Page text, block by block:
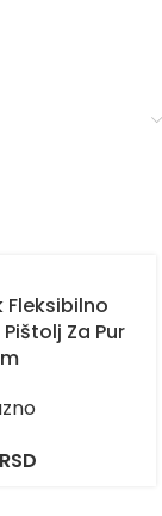
Fleksibilno
Za Pur
RSD